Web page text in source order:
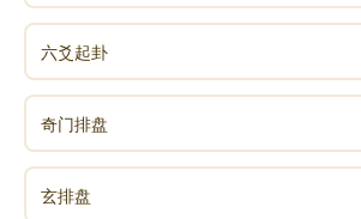
六爻起卦
奇门排盘
玄排盘